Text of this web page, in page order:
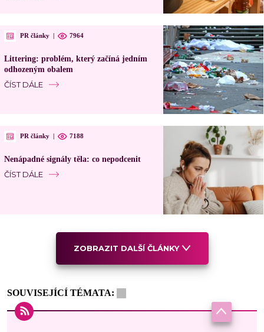
PR články 7964
Littering: problém, který začíná jedním
odhozeným obalem
ČÍST DÁLE
PR články 7188
Nenápadné signály těla: co nepodcenit
ČÍST DÁLE
ZOBRAZIT DALŠÍ ČLÁNKY
SOUVISEJÍCÍ TÉMATA: